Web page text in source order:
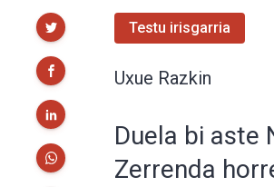
Testu irisgarria
Uxue Razkin
Duela bi aste
Zerrenda
Partekatu